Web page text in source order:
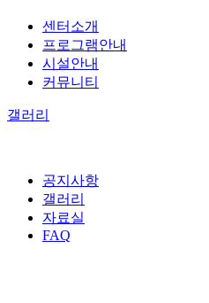
센터소개
프로그램안내
시설안내
커뮤니티
갤러리
공지사항
갤러리
자료실
FAQ